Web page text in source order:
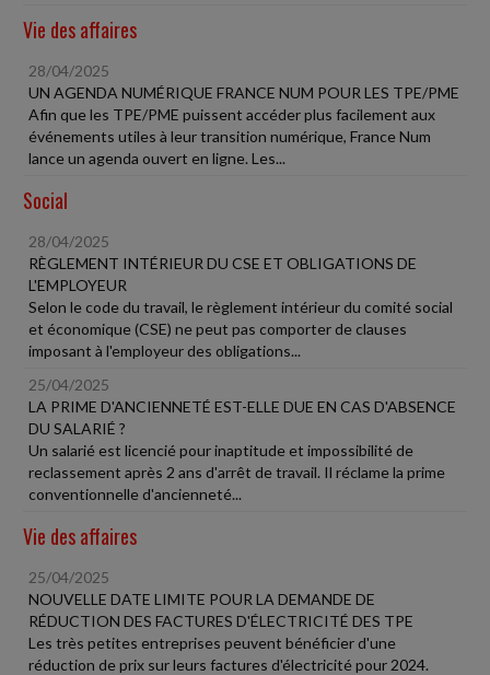
Vie des affaires
28/04/2025
UN AGENDA NUMÉRIQUE FRANCE NUM POUR LES TPE/PME
Afin que les TPE/PME puissent accéder plus facilement aux
événements utiles à leur transition numérique, France Num
lance un agenda ouvert en ligne. Les...
Social
28/04/2025
RÈGLEMENT INTÉRIEUR DU CSE ET OBLIGATIONS DE
L'EMPLOYEUR
Selon le code du travail, le règlement intérieur du comité social
et économique (CSE) ne peut pas comporter de clauses
imposant à l'employeur des obligations...
25/04/2025
LA PRIME D'ANCIENNETÉ EST-ELLE DUE EN CAS D'ABSENCE
DU SALARIÉ ?
Un salarié est licencié pour inaptitude et impossibilité de
reclassement après 2 ans d'arrêt de travail. Il réclame la prime
conventionnelle d'ancienneté...
Vie des affaires
25/04/2025
NOUVELLE DATE LIMITE POUR LA DEMANDE DE
RÉDUCTION DES FACTURES D'ÉLECTRICITÉ DES TPE
Les très petites entreprises peuvent bénéficier d'une
réduction de prix sur leurs factures d'électricité pour 2024.